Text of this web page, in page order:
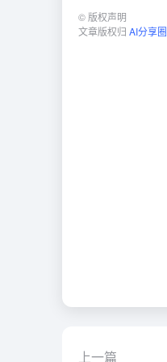
© 版权声明
文章版权归 AI分享圈
上一篇